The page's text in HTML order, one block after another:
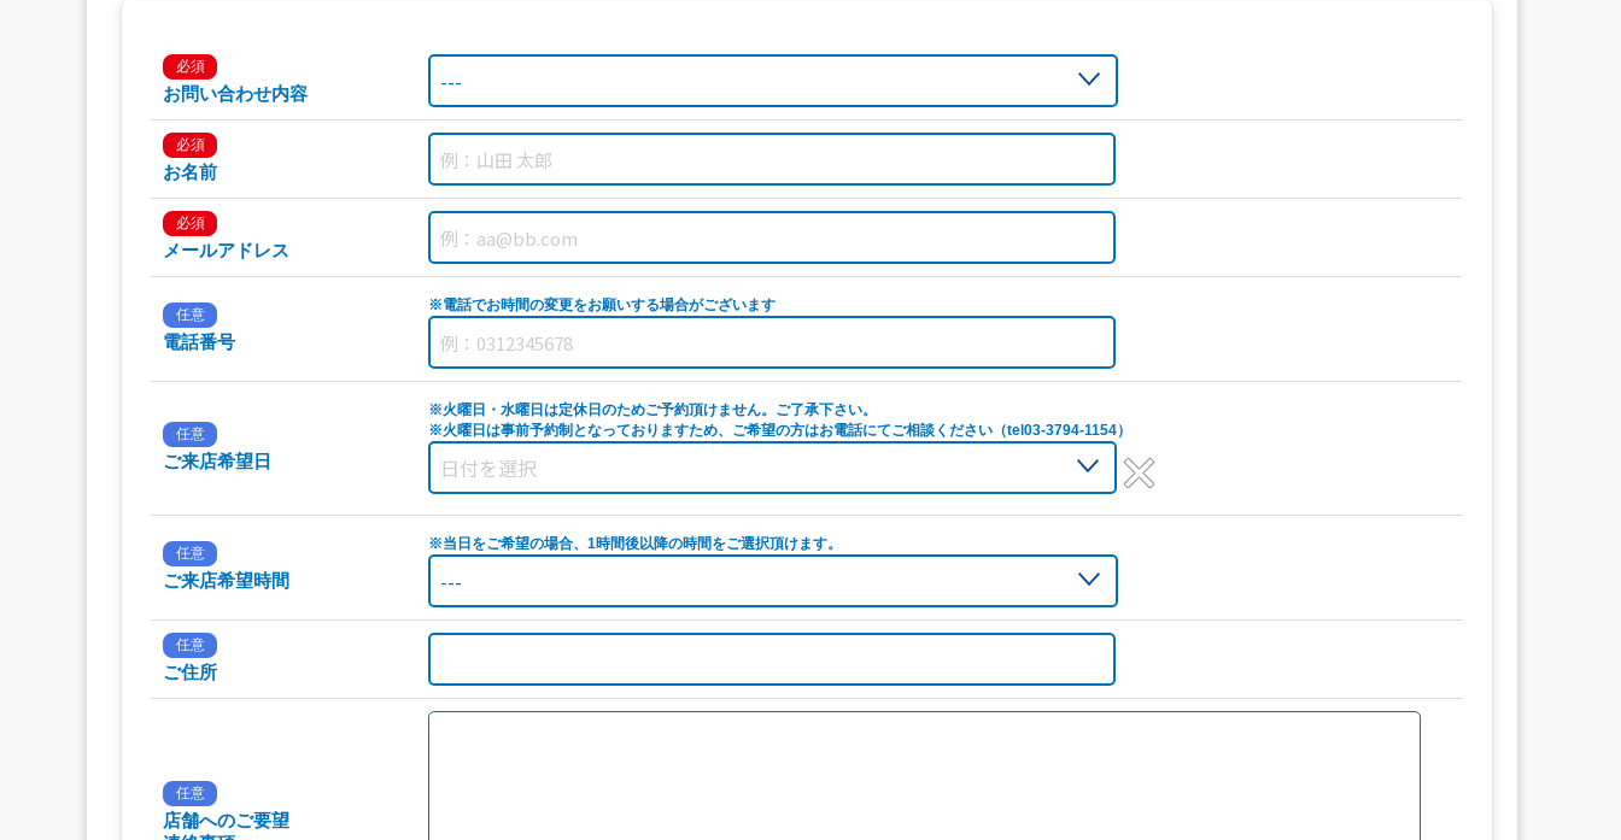
必須
お問い合わせ内容
必須
お名前
必須
メールアドレス
任意
電話番号
※電話でお時間の変更をお願いする場合がございます
任意
ご来店希望日
※火曜日・水曜日は定休日のためご予約頂けません。ご了承下さい。
※火曜日は事前予約制となっておりますため、ご希望の方はお電話にてご相談ください（tel03-3794-1154）
任意
ご来店希望時間
※当日をご希望の場合、1時間後以降の時間をご選択頂けます。
任意
ご住所
任意
店舗へのご要望